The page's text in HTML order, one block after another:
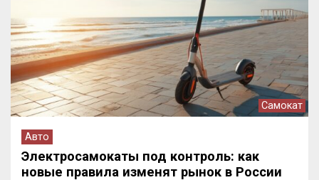
Самокат
Авто
Электросамокаты под контроль: как
новые правила изменят рынок в России